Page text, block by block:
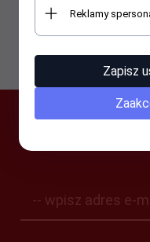
-- wpisz adres e-
Reklamy
Zapisz